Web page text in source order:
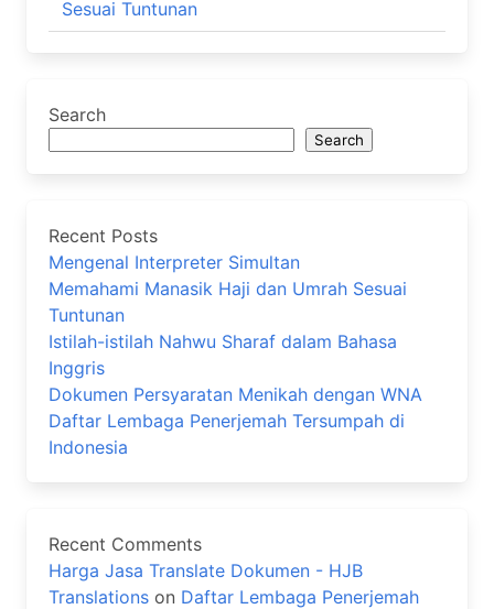
Sesuai Tuntunan
Search
Search
Recent Posts
Mengenal Interpreter Simultan
Memahami Manasik Haji dan Umrah Sesuai
Tuntunan
Istilah-istilah Nahwu Sharaf dalam Bahasa
Inggris
Dokumen Persyaratan Menikah dengan WNA
Daftar Lembaga Penerjemah Tersumpah di
Indonesia
Recent Comments
Harga Jasa Translate Dokumen - HJB
Translations on Daftar Lembaga Penerjemah